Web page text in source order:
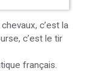
c’est la
c’est le tir
français.